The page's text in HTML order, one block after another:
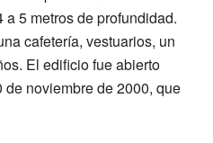
5 metros de profundidad.
cafetería, vestuarios, un
El edificio fue abierto
noviembre de 2000, que